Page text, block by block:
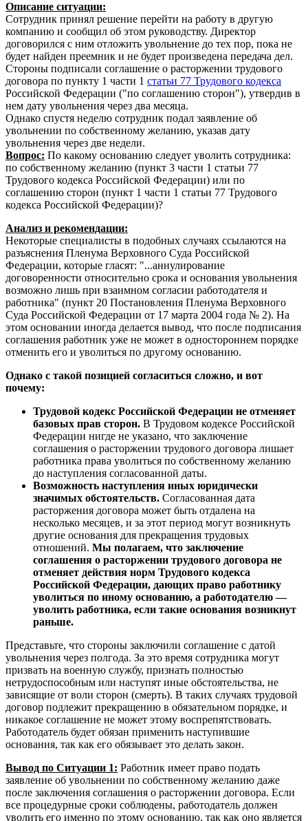
Описание ситуации:
Сотрудник принял решение перейти на работу в другую
компанию и сообщил об этом руководству. Директор
договорился с ним отложить увольнение до тех пор, пока не
будет найден преемник и не будет произведена передача дел.
Стороны подписали соглашение о расторжении трудового
договора по пункту 1 части 1 статьи 77 Трудового кодекса
Российской Федерации ("по соглашению сторон"), утвердив в
нем дату увольнения через два месяца.
Однако спустя неделю сотрудник подал заявление об
увольнении по собственному желанию, указав дату
увольнения через две недели.
Вопрос: По какому основанию следует уволить сотрудника:
по собственному желанию (пункт 3 части 1 статьи 77
Трудового кодекса Российской Федерации) или по
соглашению сторон (пункт 1 части 1 статьи 77 Трудового
кодекса Российской Федерации)?
Анализ и рекомендации:
Некоторые специалисты в подобных случаях ссылаются на
разъяснения Пленума Верховного Суда Российской
Федерации, которые гласят: "...аннулирование
договоренности относительно срока и основания увольнения
возможно лишь при взаимном согласии работодателя и
работника" (пункт 20 Постановления Пленума Верховного
Суда Российской Федерации от 17 марта 2004 года № 2). На
этом основании иногда делается вывод, что после подписания
соглашения работник уже не может в одностороннем порядке
отменить его и уволиться по другому основанию.
Однако с такой позицией согласиться сложно, и вот
почему:
Трудовой кодекс Российской Федерации не отменяет
базовых прав сторон. В Трудовом кодексе Российской
Федерации нигде не указано, что заключение
соглашения о расторжении трудового договора лишает
работника права уволиться по собственному желанию
до наступления согласованной даты.
Возможность наступления иных юридически
значимых обстоятельств. Согласованная дата
расторжения договора может быть отдалена на
несколько месяцев, и за этот период могут возникнуть
другие основания для прекращения трудовых
отношений. Мы полагаем, что заключение
соглашения о расторжении трудового договора не
отменяет действия норм Трудового кодекса
Российской Федерации, дающих право работнику
уволиться по иному основанию, а работодателю —
уволить работника, если такие основания возникнут
раньше.
Представьте, что стороны заключили соглашение с датой
увольнения через полгода. За это время сотрудника могут
призвать на военную службу, признать полностью
нетрудоспособным или наступят иные обстоятельства, не
зависящие от воли сторон (смерть). В таких случаях трудовой
договор подлежит прекращению в обязательном порядке, и
никакое соглашение не может этому воспрепятствовать.
Работодатель будет обязан применить наступившие
основания, так как его обязывает это делать закон.
Вывод по Ситуации 1: Работник имеет право подать
заявление об увольнении по собственному желанию даже
после заключения соглашения о расторжении договора. Если
все процедурные сроки соблюдены, работодатель должен
уволить его именно по этому основанию, так как оно является